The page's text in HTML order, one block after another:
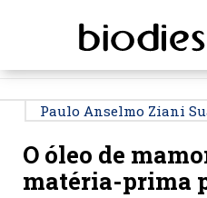
Paulo Anselmo Ziani
O óleo de
matéria-prima